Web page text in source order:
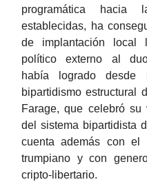
programática hacia
establecidas, ha
de implantación local
político externo al
había logrado desde
bipartidismo estructural
Farage, que celebró su
del sistema bipartidista
cuenta además con el
trumpiano y con
cripto-libertario.